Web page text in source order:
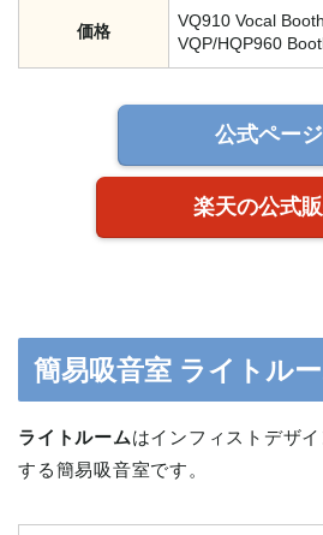
価格
VQ910 Vocal
VQP/HQP960
公式ページ
楽天の公式
簡易吸音室 ライトル
ライトルームはインフィストデザ
する簡易吸音室です。